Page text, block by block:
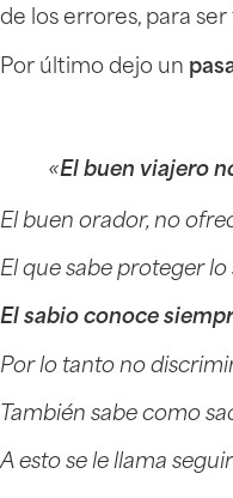
de los errores, para
Por último dejo un
«El buen viajero
El buen orador, no
El que sabe proteger
El sabio conoce
Por lo tanto no
También sabe como
A esto se le llama